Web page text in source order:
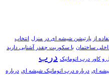
از پارتیشن شیشه ای در منزل
انتخاب
ساختمان با سکوریت چقدر آشنایی دارید
و کاور درب اتوماتیک درب
ای درباره درب اتوماتيک شيشه اي درباره